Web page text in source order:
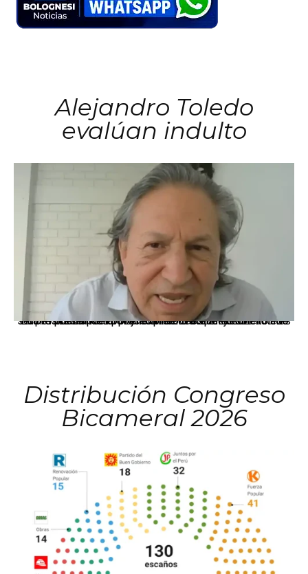
Alejandro Toledo
evalúan indulto
La presidenta Keiko Fujimori informó que la solicitud de indulto presentada por el expresidente Alejandro Toledo será evaluada por la Comisión de Gracias Presidenciales conforme al procedimiento establecido.
Distribución Congreso
Bicameral 2026